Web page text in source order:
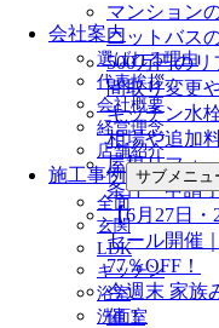
会社案内
選ばれる理由
代表挨拶
会社概要
経営理念
店舗紹介
施工事例 サブメニュ
全面
玄関
LDK
キッチン
浴室
洗面室
マンション
ニットバス
500万円の
間取り変更
キッチン水
相場や追加
屋根リフォ
条件・申請
【6月27日
セール開催
77％OFF！
今週末 家族
催！